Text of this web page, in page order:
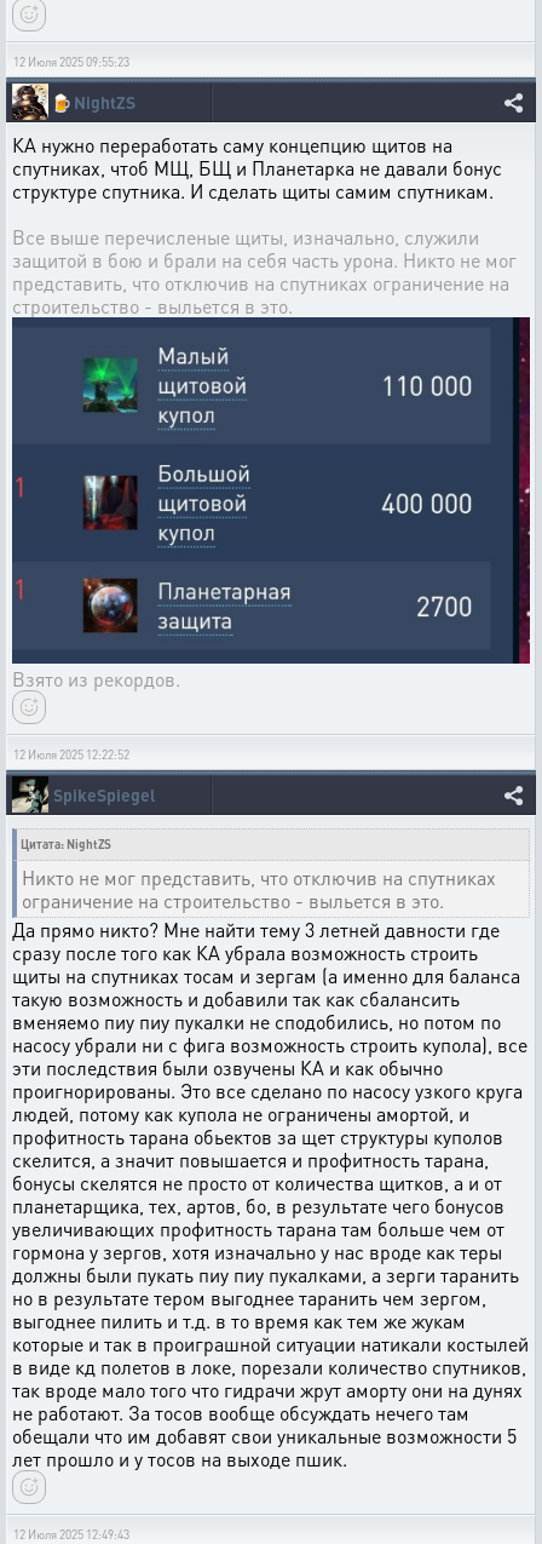
12 Июля 2025 09:55:23
🍺 NightZS
КА нужно переработать саму концепцию щитов на
спутниках, чтоб МЩ, БЩ и Планетарка не давали бонус
структуре спутника. И сделать щиты самим спутникам.
Все выше перечисленые щиты, изначально, служили
защитой в бою и брали на себя часть урона. Никто не мог
представить, что отключив на спутниках ограничение на
строительство - выльется в это.
Взято из рекордов.
12 Июля 2025 12:22:52
SpikeSpiegel
Цитата: NightZS
Никто не мог представить, что отключив на спутниках
ограничение на строительство - выльется в это.
Да прямо никто? Мне найти тему 3 летней давности где
сразу после того как КА убрала возможность строить
щиты на спутниках тосам и зергам (а именно для баланса
такую возможность и добавили так как сбалансить
вменяемо пиу пиу пукалки не сподобились, но потом по
насосу убрали ни с фига возможность строить купола), все
эти последствия были озвучены КА и как обычно
проигнорированы. Это все сделано по насосу узкого круга
людей, потому как купола не ограничены амортой, и
профитность тарана обьектов за щет структуры куполов
скелится, а значит повышается и профитность тарана,
бонусы скелятся не просто от количества щитков, а и от
планетарщика, тех, артов, бо, в результате чего бонусов
увеличивающих профитность тарана там больше чем от
гормона у зергов, хотя изначально у нас вроде как теры
должны были пукать пиу пиу пукалками, а зерги таранить
но в результате тером выгоднее таранить чем зергом,
выгоднее пилить и т.д. в то время как тем же жукам
которые и так в проиграшной ситуации натикали костылей
в виде кд полетов в локе, порезали количество спутников,
так вроде мало того что гидрачи жрут аморту они на дунях
не работают. За тосов вообще обсуждать нечего там
обещали что им добавят свои уникальные возможности 5
лет прошло и у тосов на выходе пшик.
12 Июля 2025 12:49:43